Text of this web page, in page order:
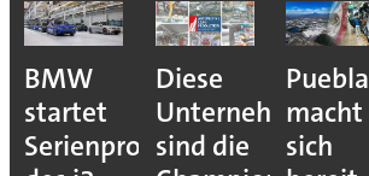
BMW
startet
Serienproduktion
Diese
Unternehmen
sind die
Puebla
macht
sich